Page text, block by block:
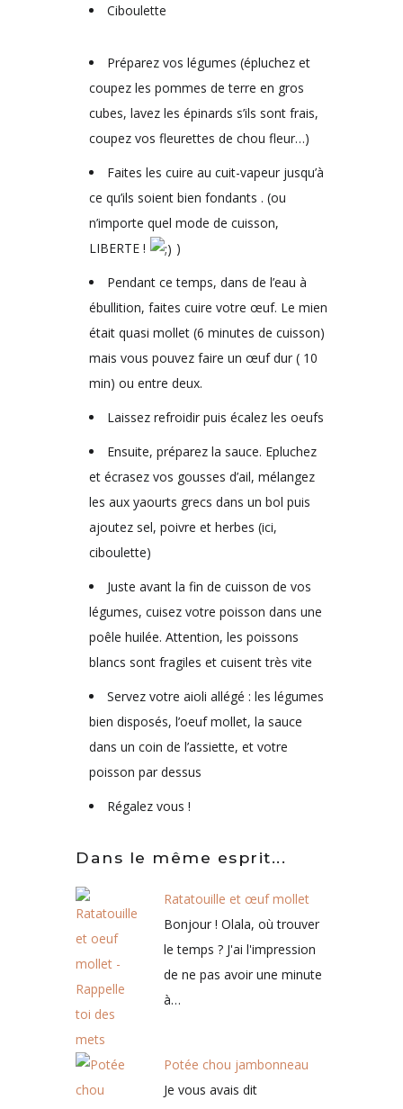
Ciboulette
Préparez vos légumes (épluchez et
coupez les pommes de terre en gros
cubes, lavez les épinards s’ils sont frais,
coupez vos fleurettes de chou fleur…)
Faites les cuire au cuit-vapeur jusqu’à
ce qu’ils soient bien fondants . (ou
n’importe quel mode de cuisson,
LIBERTE !
)
Pendant ce temps, dans de l’eau à
ébullition, faites cuire votre œuf. Le mien
était quasi mollet (6 minutes de cuisson)
mais vous pouvez faire un œuf dur ( 10
min) ou entre deux.
Laissez refroidir puis écalez les oeufs
Ensuite, préparez la sauce. Epluchez
et écrasez vos gousses d’ail, mélangez
les aux yaourts grecs dans un bol puis
ajoutez sel, poivre et herbes (ici,
ciboulette)
Juste avant la fin de cuisson de vos
légumes, cuisez votre poisson dans une
poêle huilée. Attention, les poissons
blancs sont fragiles et cuisent très vite
Servez votre aioli allégé : les légumes
bien disposés, l’oeuf mollet, la sauce
dans un coin de l’assiette, et votre
poisson par dessus
Régalez vous !
Dans le même esprit...
Ratatouille et œuf mollet
Bonjour ! Olala, où trouver
le temps ? J'ai l'impression
de ne pas avoir une minute
à…
Potée chou jambonneau
Je vous avais dit